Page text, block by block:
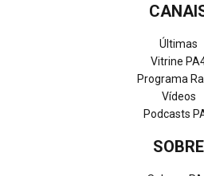
Últimas
Vitrine
Programa
Vídeos
Podcasts
SOBRE